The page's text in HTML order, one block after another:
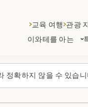
확하지 않을 수 있습
이와테를 아는
교육 여행 관광